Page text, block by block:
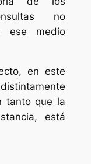
no
ese medio
en este
tanto que la
está